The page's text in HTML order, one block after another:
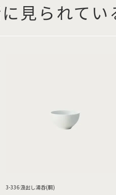
見られてい
3-336 汲出し湯呑(胴)